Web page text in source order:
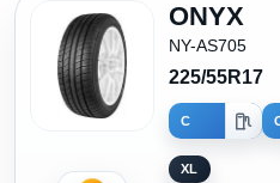
ONYX
NY-AS705
225/55R17
C
XL